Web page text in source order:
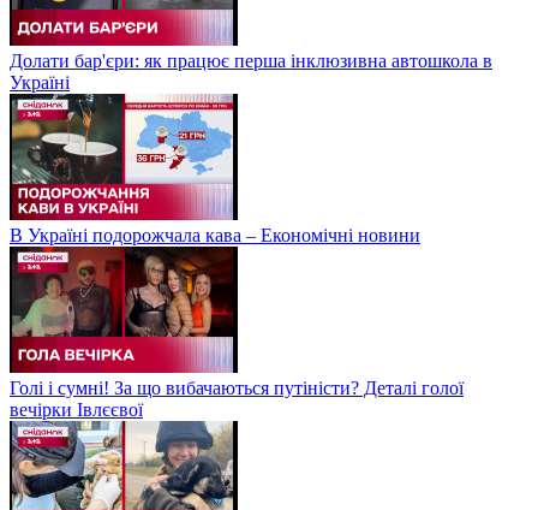
Долати бар'єри: як працює перша інклюзивна автошкола в
Україні
В Україні подорожчала кава – Економічні новини
Голі і сумні! За що вибачаються путіністи? Деталі голої
вечірки Івлєєвої